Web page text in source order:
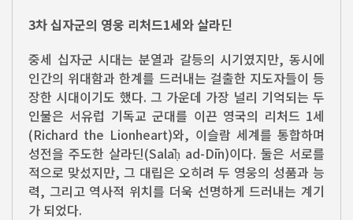
3차 십자군의 영웅 리처드1세와 살라딘
중세 십자군 시대는 분열과 갈등의 시기였지만, 동시에
인간의 위대함과 한계를 드러내는 걸출한 지도자들이 등
장한 시대이기도 했다. 그 가운데 가장 널리 기억되는 두
인물은 서유럽 기독교 군대를 이끈 영국의 리처드 1세
(Richard the Lionheart)와, 이슬람 세계를 통합하며
성전을 주도한 살라딘(Salāḥ ad-Dīn)이다. 둘은 서로를
적으로 맞섰지만, 그 대립은 오히려 두 영웅의 성품과 능
력, 그리고 역사적 위치를 더욱 선명하게 드러내는 계기
가 되었다.